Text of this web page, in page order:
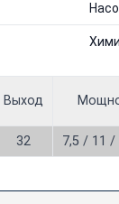
Выход
32 7,5 / 11 /